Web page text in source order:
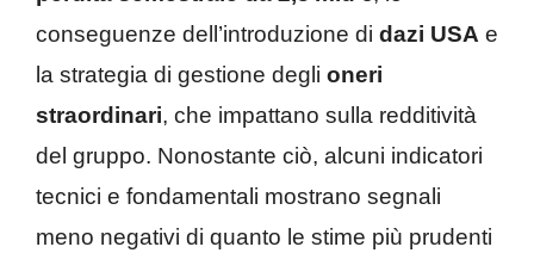
conseguenze dell’introduzione di dazi USA e
la strategia di gestione degli oneri
straordinari, che impattano sulla redditività
del gruppo. Nonostante ciò, alcuni indicatori
tecnici e fondamentali mostrano segnali
meno negativi di quanto le stime più prudenti